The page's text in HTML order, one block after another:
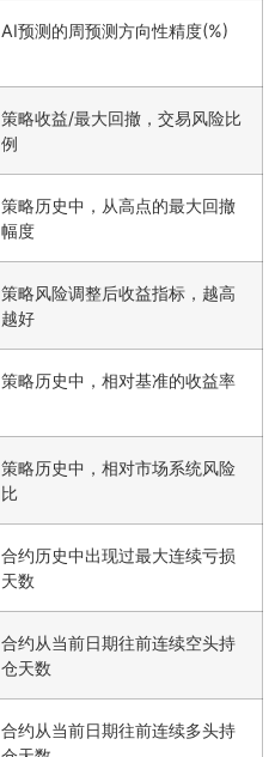
AI预测的周预测方向性精度(%)
策略收益/最大回撤，交易风险比
例
策略历史中，从高点的最大回撤
幅度
策略风险调整后收益指标，越高
越好
策略历史中，相对基准的收益率
策略历史中，相对市场系统风险
比
合约历史中出现过最大连续亏损
天数
合约从当前日期往前连续空头持
仓天数
合约从当前日期往前连续多头持